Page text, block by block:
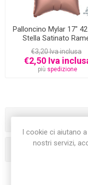
Palloncino Mylar 17"
Stella Satinato
€3,20 Iva inclusa
€2,50 Iva
più spedizione
Categorie
I tag più popolari
I cookie ci aiutano
nostri servizi,